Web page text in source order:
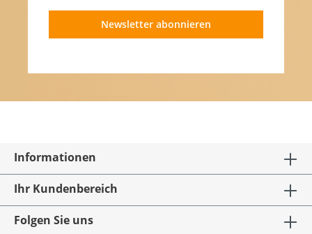
Newsletter abonnieren
Informationen
Ihr Kundenbereich
Folgen Sie uns